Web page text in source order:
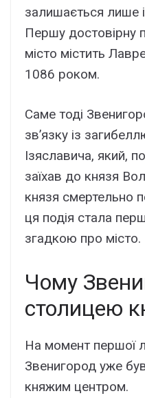
залишається лише
Першу достовірну
місто містить
1086 роком.
Саме тоді
зв’язку із
Ізяславича, який,
заїхав до князя
князя смертельно
ця подія стала
згадкою про місто.
Чому
столицею
На момент першої
Звенигород уже
княжим центром.